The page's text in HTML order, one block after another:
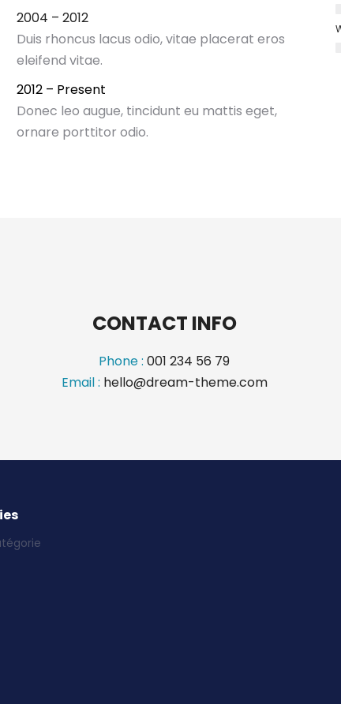
2004 – 2012
Duis rhoncus lacus odio, vitae placerat eros
eleifend vitae.
2012 – Present
Donec leo augue, tincidunt eu mattis eget,
ornare porttitor odio.
CONTACT INFO
Phone : 001 234 56 79
Email : hello@dream-theme.com